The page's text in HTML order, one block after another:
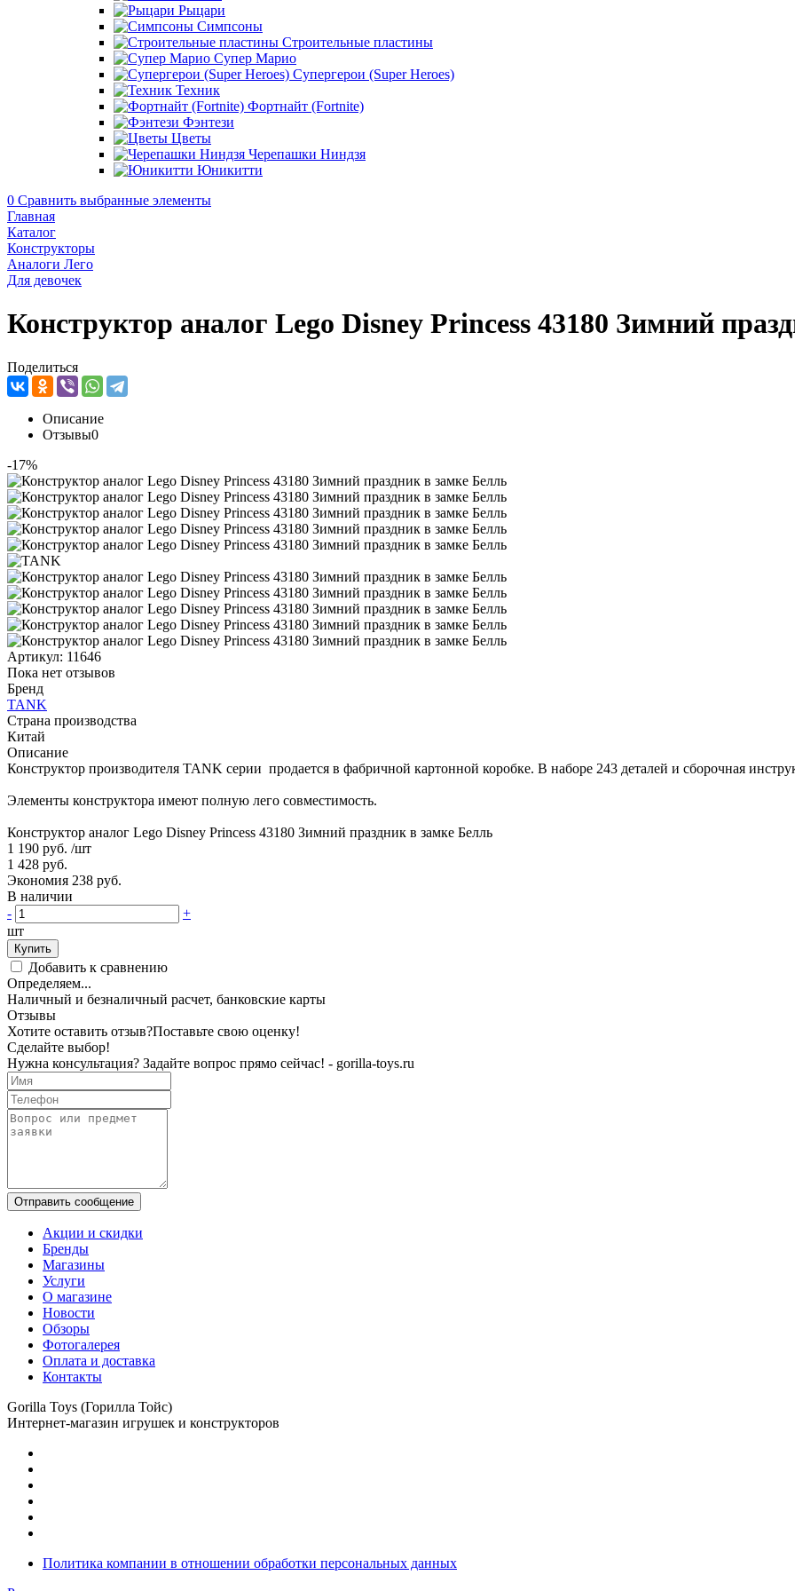
Рыцари
Симпсоны
Строительные пластины
Супер Марио
Супергерои (Super Heroes)
Техник
Фортнайт (Fortnite)
Фэнтези
Цветы
Черепашки Ниндзя
Юникитти
0 Сравнить выбранные элементы
Главная
Каталог
Конструкторы
Аналоги Лего
Для девочек
Конструктор аналог Lego Disney Princess 43180 Зимний
Поделиться
Описание
Отзывы0
-17%
Артикул: 11646
Пока нет отзывов
Бренд
TANK
Страна производства
Китай
Описание
Конструктор производителя TANK серии продается в фабричной картонной коробке. В наборе 243 деталей и сборочная
Элементы конструктора имеют полную лего совместимость.
Конструктор аналог Lego Disney Princess 43180 Зимний праздник в замке Белль
1 190 руб. /шт
1 428 руб.
Экономия 238 руб.
В наличии
-
+
шт
Купить
Добавить к сравнению
Определяем...
Наличный и безналичный расчет, банковские карты
Отзывы
Хотите оставить отзыв?Поставьте свою оценку!
Сделайте выбор!
Нужна консультация? Задайте вопрос прямо сейчас! - gorilla-toys.ru
Отправить сообщение
Акции и скидки
Бренды
Магазины
Услуги
О магазине
Новости
Обзоры
Фотогалерея
Оплата и доставка
Контакты
Gorilla Toys (Горилла Тойс)
Интернет-магазин игрушек и конструкторов
Политика компании в отношении обработки персональных данных